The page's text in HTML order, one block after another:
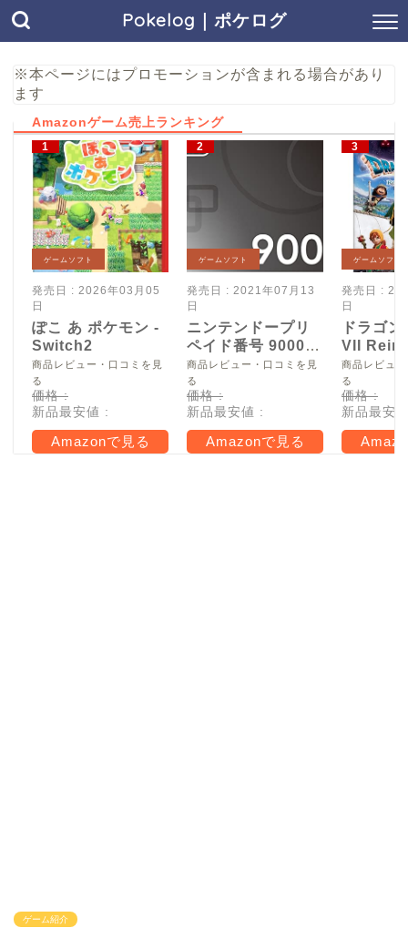
Pokelog｜ポケログ
※本ページにはプロモーションが含まれる場合があり
ます
Amazonゲーム売上ランキング
ゲームソフト
発売日 : 2026年03月05
日
ぽこ あ ポケモン -
Switch2
商品レビュー・口コミを見
る
価格 :
新品最安値 :
Amazonで見る
ゲームソフト
発売日 : 2021年07月13
日
ニンテンドープリ
ペイド番号 9000
円|オンラインコー
ド版
商品レビュー・口コミを見
る
価格 :
新品最安値 :
Amazonで見る
ゲームソフト
発売日 :
日
ドラゴ
VII
Switch2
商品レビュ
る
価格 :
新品最安
ゲーム紹介